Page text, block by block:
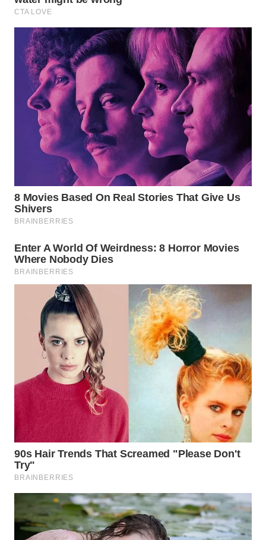
KARAWANG
WN
BEKASI
WN
BOGOR
WN
WN
TAPANULI
UTARA
WN
SAMOSIR
PADANG
LAWAS
WN
SUMEDANG
WN
CIANJUR
WN
KEPULAUAN
SERIBU
WN
TANGERANG